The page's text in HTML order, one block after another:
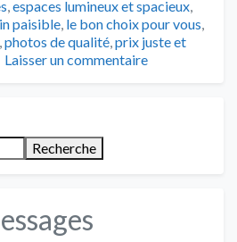
,espaces lumineux et spacieux,
paisible, le bon choix pour vous,
,photos de qualité,prix juste et
Laisser un commentaire
Recherche